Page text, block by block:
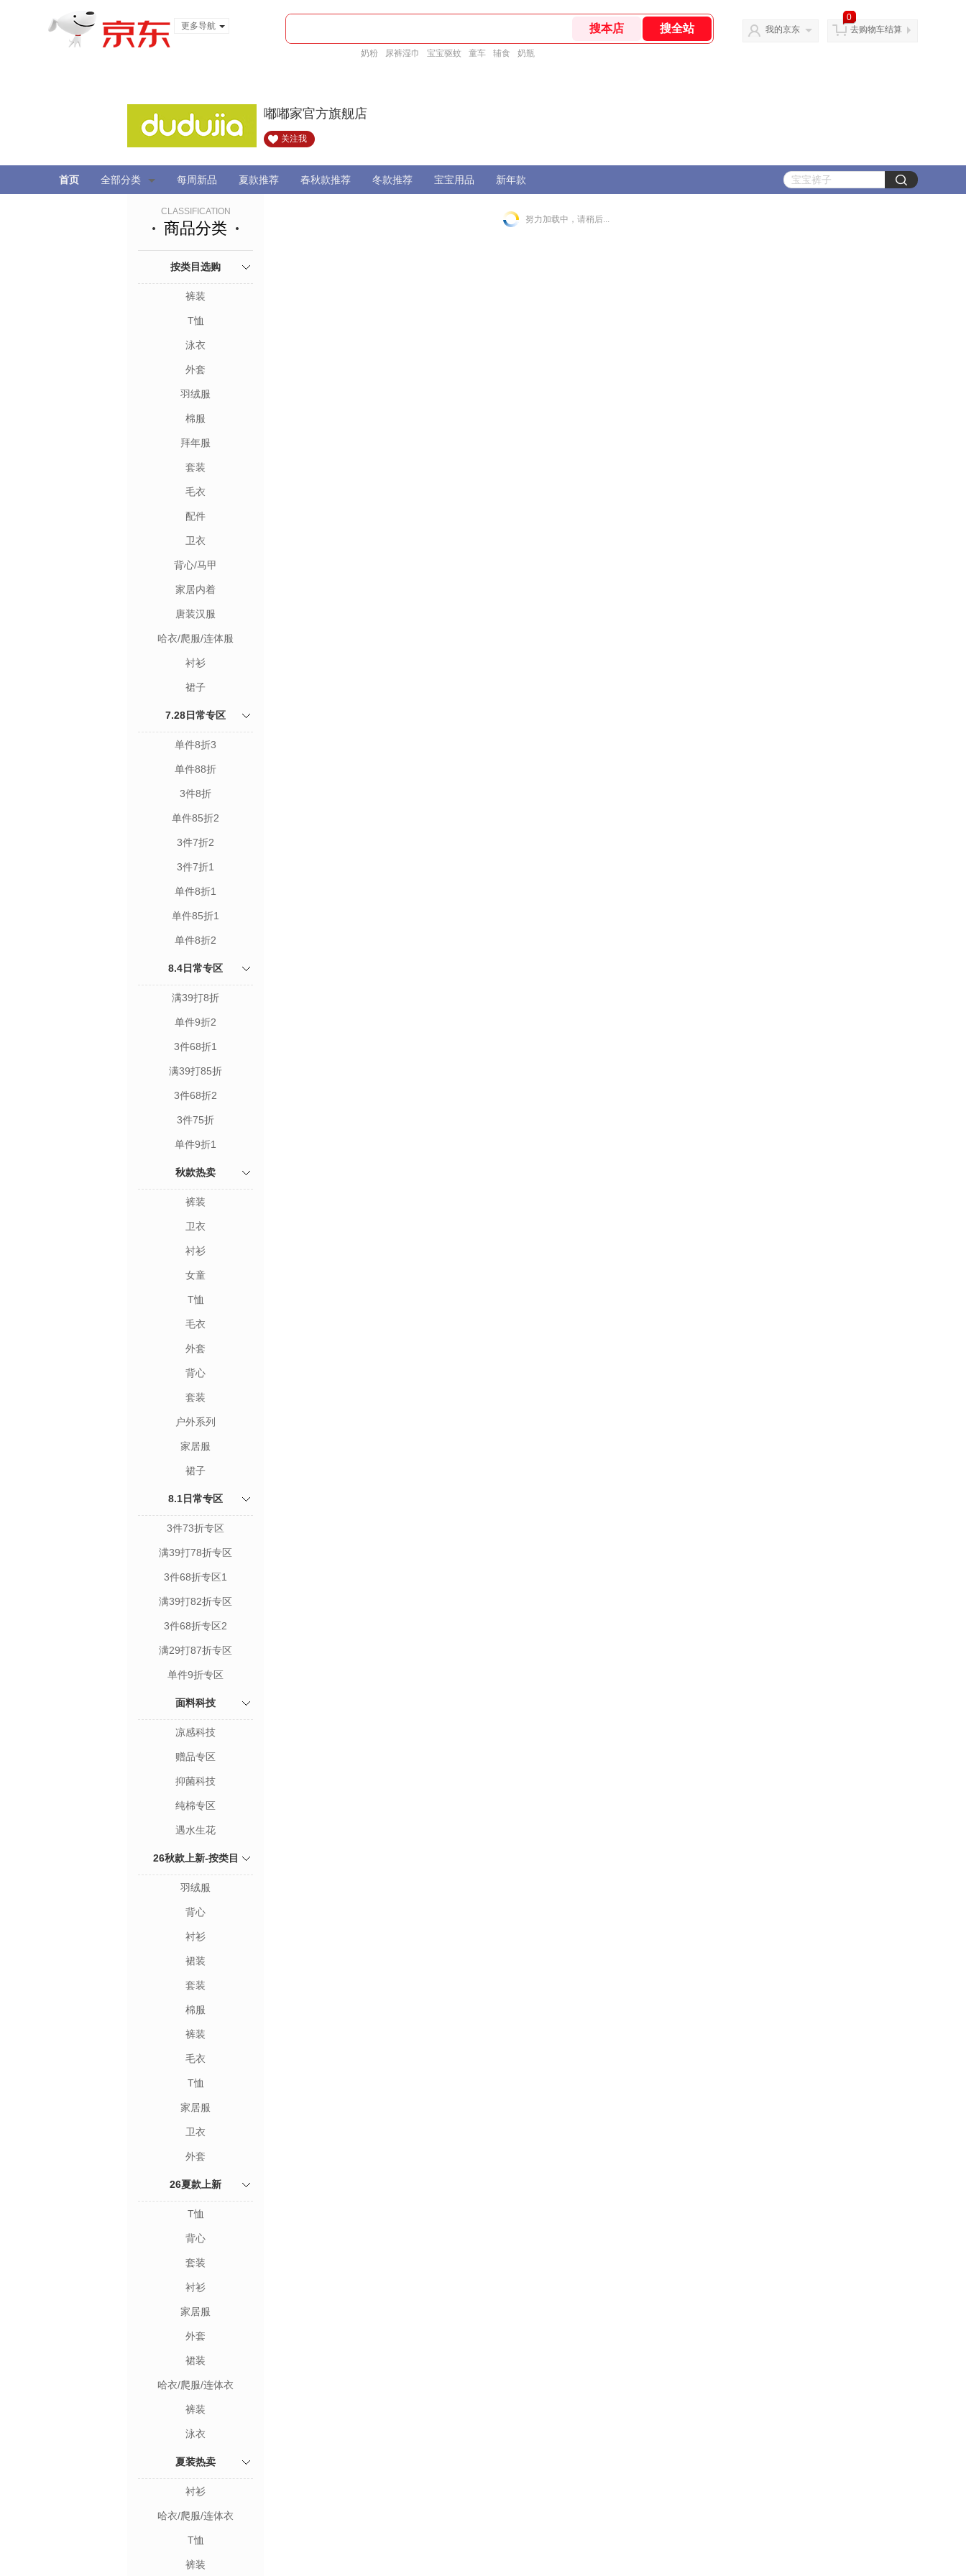
更多导航
奶粉 尿裤湿巾 宝宝驱蚊 童车 辅食 奶瓶
我的京东
0
去购物车结算
嘟嘟家官方旗舰店
关注我
首页 全部分类 每周新品 夏款推荐 春秋款推荐 冬款推荐 宝宝用品 新年款
CLASSIFICATION
商品分类
按类目选购
裤装
T恤
泳衣
外套
羽绒服
棉服
拜年服
套装
毛衣
配件
卫衣
背心/马甲
家居内着
唐装汉服
哈衣/爬服/连体服
衬衫
裙子
7.28日常专区
单件8折3
单件88折
3件8折
单件85折2
3件7折2
3件7折1
单件8折1
单件85折1
单件8折2
8.4日常专区
满39打8折
单件9折2
3件68折1
满39打85折
3件68折2
3件75折
单件9折1
秋款热卖
裤装
卫衣
衬衫
女童
T恤
毛衣
外套
背心
套装
户外系列
家居服
裙子
8.1日常专区
3件73折专区
满39打78折专区
3件68折专区1
满39打82折专区
3件68折专区2
满29打87折专区
单件9折专区
面料科技
凉感科技
赠品专区
抑菌科技
纯棉专区
遇水生花
26秋款上新-按类目
羽绒服
背心
衬衫
裙装
套装
棉服
裤装
毛衣
T恤
家居服
卫衣
外套
26夏款上新
T恤
背心
套装
衬衫
家居服
外套
裙装
哈衣/爬服/连体衣
裤装
泳衣
夏装热卖
衬衫
哈衣/爬服/连体衣
T恤
裤装
努力加载中，请稍后...